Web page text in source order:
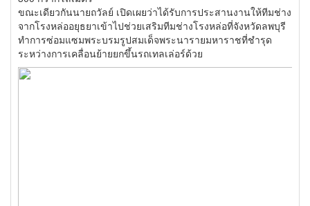
ขณะเดียวกันนายถวัลย์ เปิดเผยว่าได้รับการประสานงานให้ทีมช่าง
จากโรงหล่ออยุธยาเข้าไปช่วยเสริมทีมช่างโรงหล่อที่จังหวัดลพบุรี
ทำการซ่อมแซมพระบรมรูปสมเด็จพระนารายมหาราชที่ชำรุด
ระหว่างการเคลื่อนย้ายยกขึ้นรถเทลเล่อร์ด้วย